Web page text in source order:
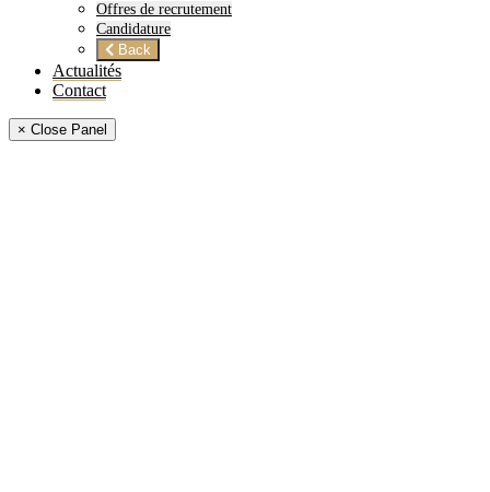
Offres de recrutement
Candidature
Back
Actualités
Contact
× Close Panel